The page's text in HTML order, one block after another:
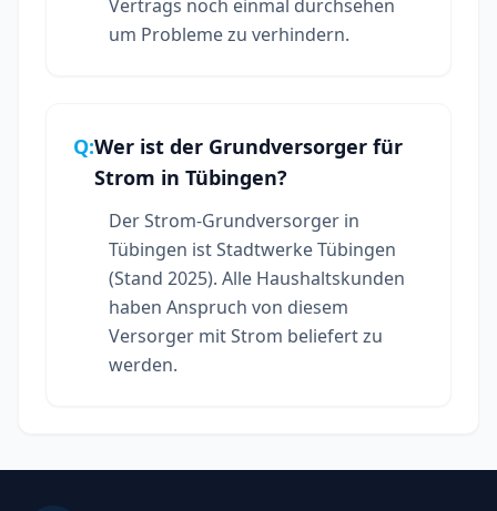
Vertrags noch einmal durchsehen
um Probleme zu verhindern.
Q:Wer ist der Grundversorger für
Strom in Tübingen?
Der Strom-Grundversorger in
Tübingen ist Stadtwerke Tübingen
(Stand 2025). Alle Haushaltskunden
haben Anspruch von diesem
Versorger mit Strom beliefert zu
werden.